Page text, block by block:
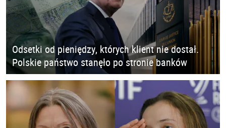
Odsetki od pieniędzy, których klient nie dostał.
Polskie państwo stanęło po stronie banków